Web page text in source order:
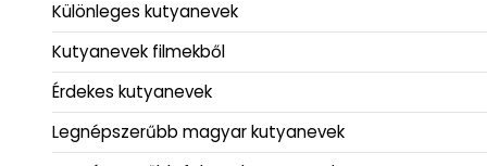
Különleges kutyanevek
Kutyanevek filmekből
Érdekes kutyanevek
Legnépszerűbb magyar kutyanevek